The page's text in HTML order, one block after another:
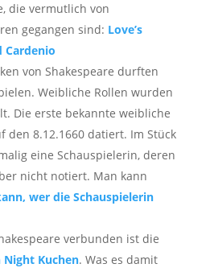
die vermutlich von
gegangen sind: Love’s
Cardenio
von Shakespeare durften
Weibliche Rollen wurden
Die erste bekannte weibliche
den 8.12.1660 datiert. Im Stück
eine Schauspielerin, deren
nicht notiert. Man kann
wer die Schauspielerin
verbunden ist die
Night Kuchen. Was es damit